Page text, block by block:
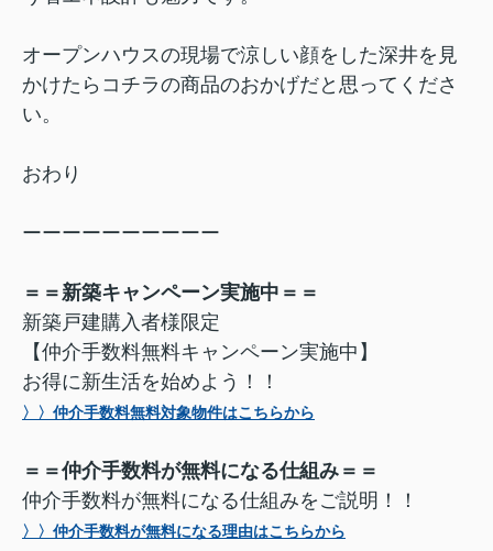
オープンハウスの現場で涼しい顔をした深井を見
かけたらコチラの商品のおかげだと思ってくださ
い。
おわり
ーーーーーーーーーー
＝＝新築キャンペーン実施中＝＝
新築戸建購入者様限定
【仲介手数料無料キャンペーン実施中】
お得に新生活を始めよう！！
〉〉仲介手数料無料対象物件はこちらから
＝＝仲介手数料が無料になる仕組み＝＝
仲介手数料が無料になる仕組みをご説明！！
〉〉仲介手数料が無料になる理由はこちらから